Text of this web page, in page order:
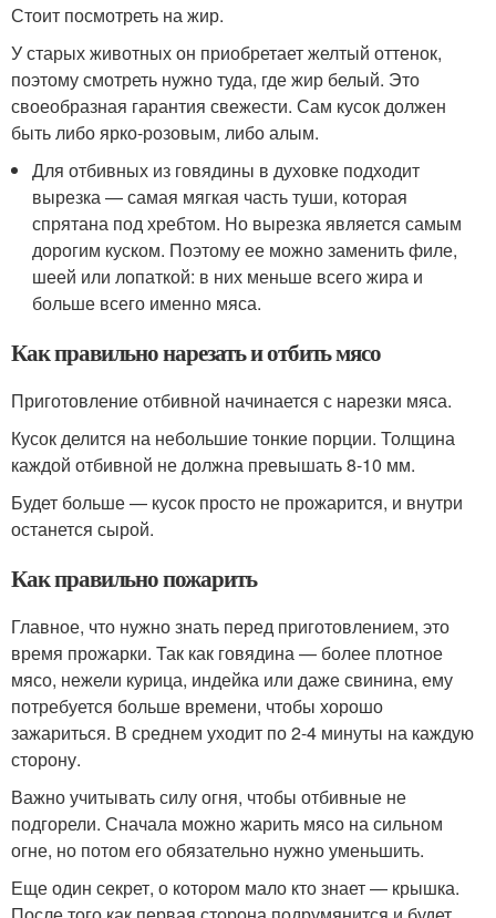
Стоит посмотреть на жир.
У старых животных он приобретает желтый оттенок,
поэтому смотреть нужно туда, где жир белый. Это
своеобразная гарантия свежести. Сам кусок должен
быть либо ярко-розовым, либо алым.
Для отбивных из говядины в духовке подходит
вырезка — самая мягкая часть туши, которая
спрятана под хребтом. Но вырезка является самым
дорогим куском. Поэтому ее можно заменить филе,
шеей или лопаткой: в них меньше всего жира и
больше всего именно мяса.
Как правильно нарезать и отбить мясо
Приготовление отбивной начинается с нарезки мяса.
Кусок делится на небольшие тонкие порции. Толщина
каждой отбивной не должна превышать 8-10 мм.
Будет больше — кусок просто не прожарится, и внутри
останется сырой.
Как правильно пожарить
Главное, что нужно знать перед приготовлением, это
время прожарки. Так как говядина — более плотное
мясо, нежели курица, индейка или даже свинина, ему
потребуется больше времени, чтобы хорошо
зажариться. В среднем уходит по 2-4 минуты на каждую
сторону.
Важно учитывать силу огня, чтобы отбивные не
подгорели. Сначала можно жарить мясо на сильном
огне, но потом его обязательно нужно уменьшить.
Еще один секрет, о котором мало кто знает — крышка.